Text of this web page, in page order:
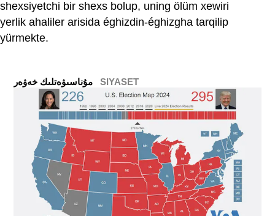
shexsiyetchi bir shexs bolup, uning ölüm xewiri
yerlik ahaliler arisida éghizdin-éghizgha tarqilip
yürmekte.
SIYASET